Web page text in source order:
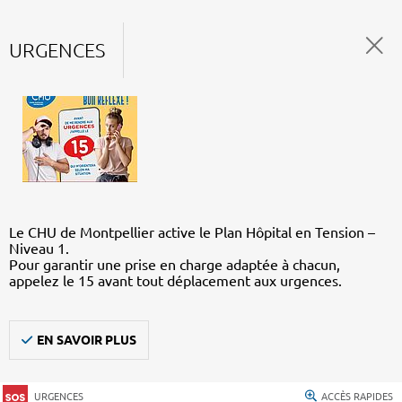
URGENCES
Le CHU de Montpellier active le Plan Hôpital en Tension –
Niveau 1.
Pour garantir une prise en charge adaptée à chacun,
appelez le 15 avant tout déplacement aux urgences.
EN SAVOIR PLUS
URGENCES ACCÈS RAPIDES